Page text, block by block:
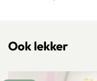
Ook lekker